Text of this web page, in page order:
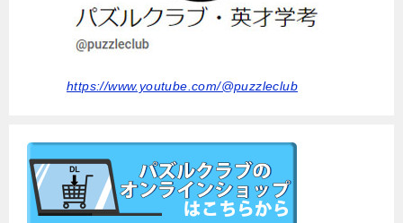
https://www.youtube.com/@puzzleclub